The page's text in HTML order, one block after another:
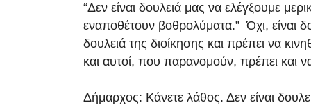
“Δεν είναι δουλειά μας να ελέγξουμε
εναποθέτουν βοθρολύματα.” Όχι, είναι
δουλειά της διοίκησης και πρέπει να
και αυτοί, που παρανομούν, πρέπει και
Δήμαρχος: Κάνετε λάθος. Δεν είναι